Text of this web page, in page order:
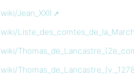
Jean_XXII